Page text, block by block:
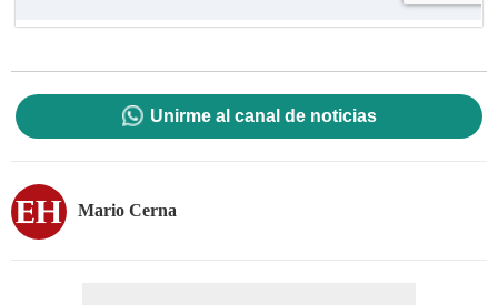
Unirme al canal de noticias
Mario Cerna